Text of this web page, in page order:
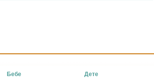
Бебе
Дете